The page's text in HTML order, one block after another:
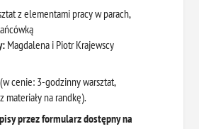
z elementami pracy w parach,
Magdalena i Piotr Krajewscy
(w cenie: 3-godzinny warsztat,
materiały na randkę).
przez formularz dostępny na